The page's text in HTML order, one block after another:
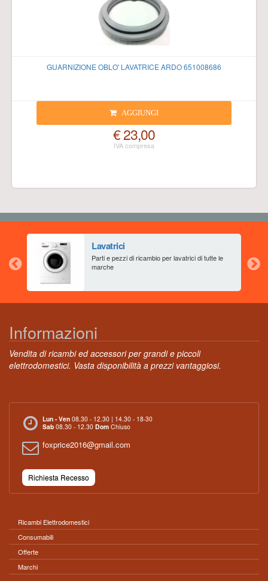
GUARNIZIONE OBLO' LAVATRICE ARDO 651008686
AGGIUNGI
€ 23,00
Lavatrici
Parti e pezzi di ricambio per lavatrici di tutte le
marche
Informazioni
Vendita di ricambi ed accessori per grandi e piccoli
elettrodomestici. Vasta disponibilità a prezzi vantaggiosi.
Lun - Ven 08.30 - 12.30 | 14.30 - 18-30
Sab 08.30 - 12.30 Dom Chiuso
foxprice2016@gmail.com
Richiesta Recesso
Ricambi Elettrodomestici
Consumabili
Offerte
Marchi